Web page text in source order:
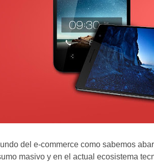
del e-commerce como sabemos
masivo y en el actual ecosistema